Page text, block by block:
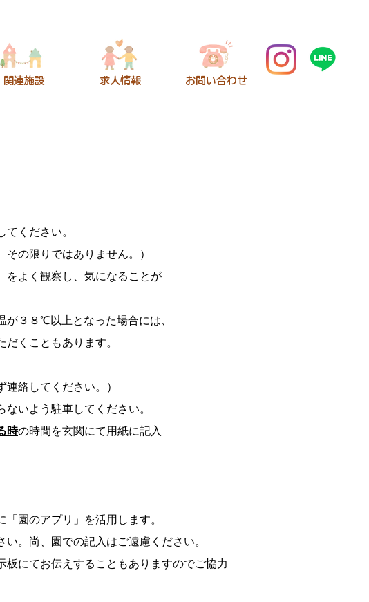
​関連施設 ​求人情報 ​お問い合わせ
てください。
の限りではありません。）
よく観察し、気になることが
が３８℃以上となった場合には、
くこともあります。
連絡してください。）
いよう駐車してください。
時の時間を玄関にて用紙に記入
園のアプリ」を活用します。
。尚、園での記入はご遠慮く ださい。
にてお伝えすることもありますのでご協力